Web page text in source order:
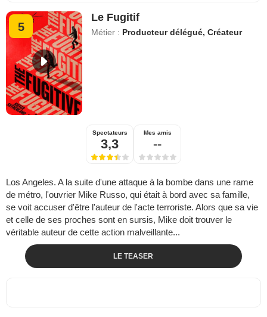
5
Le Fugitif
Métier : Producteur délégué, Créateur
Spectateurs
3,3
Mes amis
--
Los Angeles. A la suite d'une attaque à la bombe dans une rame
de métro, l'ouvrier Mike Russo, qui était à bord avec sa famille,
se voit accuser d'être l'auteur de l'acte terroriste. Alors que sa vie
et celle de ses proches sont en sursis, Mike doit trouver le
véritable auteur de cette action malveillante...
LE TEASER